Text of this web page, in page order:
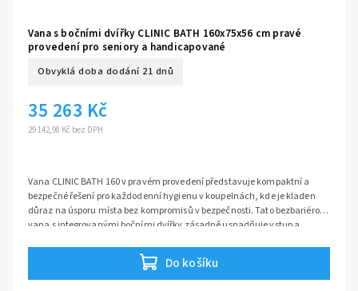
Vana s bočními dvířky CLINIC BATH 160x75x56 cm pravé
provedení pro seniory a handicapované
Obvyklá doba dodání 21 dnů
29 142,98 Kč bez DPH
35 263 Kč
Do košíku
Vana CLINIC BATH 160 v pravém provedení představuje kompaktní a
bezpečné řešení pro každodenní hygienu v koupelnách, kde je kladen
důraz na úsporu místa bez kompromisů v bezpečnosti. Tato bezbariérová
vana s integrovanými bočními dvířky zásadně usnadňuje vstup a
ideální volbou pro seniory a osoby se sníženou pohyblivostí, kterým
navrací soběstačnost a umožňuje dopřát si relaxační koupel v pohodlí
domova.